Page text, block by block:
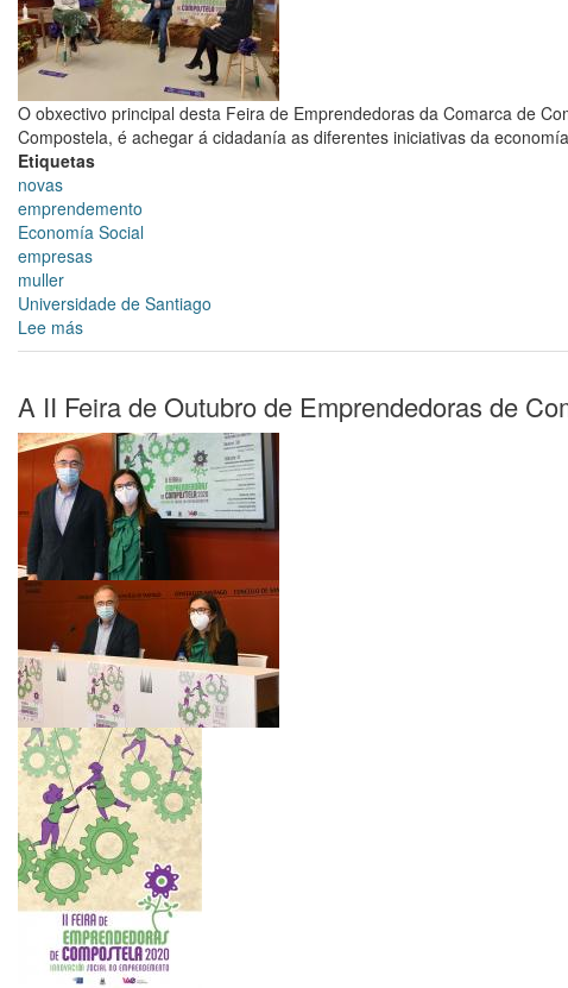
de
Santiago?
O obxectivo principal desta Feira de Emprendedoras da Comarca de
Compostela, é achegar á cidadanía as diferentes iniciativas da
Etiquetas
novas
emprendemento
Economía Social
empresas
muller
Universidade de Santiago
Lee más
ALCALDÍA
alcalde
destaca
a
aposta
do
concello
pola
biotecnoloxía
e
o
emprendemento
social
na
visita
á
II
Feira
de
emprendedoras
de
Compostela
A II Feira de Outubro de Emprendedoras de